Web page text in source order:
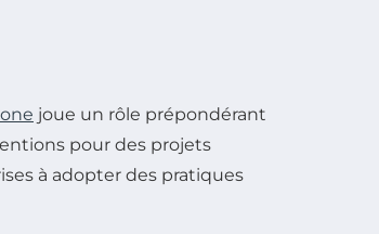
joue un rôle prépondérant
pour des projets
à adopter des pratiques